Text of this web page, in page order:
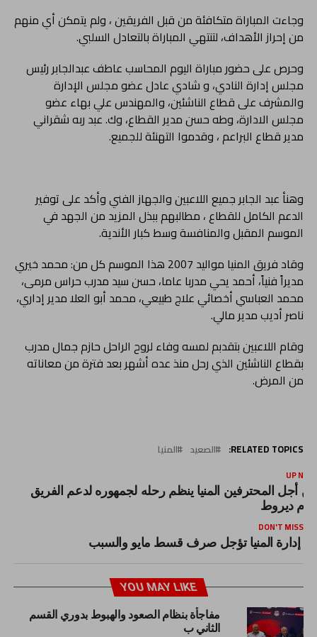
وجاءت المباراة متكافئة من قبل الفريقين ، ولم يتمكن أي منهم
من إحراز الأهداف، لتنتهي المباراة بالتعادل السلبي.
وحرص على حضور مباراة اليوم المحاسب عاطف عبدالجابر رئيس
مجلس إدارة النادي، و شادي عادل عضو مجلس الإدارة
والمشرف على قطاع الناشئين، والمهندس علي بهاء عضو
مجلس الادارة، وطه حسن مدير القطاع، وك. عبد ربه شقراني
مدير قطاع البراعم ، وقدموا التهنئة للجميع.
وهنأ عبد الجابر جميع اللاعبين والجهاز الفني وأكد على توفير
الدعم الكامل للقطاع ، مطالبهم ببذل المزيد من الجهد في
الموسم المقبل والمنافسة وسط كبار الأندية.
وقاد فريق المنيا مواليد 2007 هذا الموسم كل من: محمد خيري
مديراً فنياً، أحمد يحي مدربا عاما، حسن سيد مدرب حراس مرمى،
محمد العباسي أخصائي علاج طبيعي، محمد أبو العلا مدير إداري،
ناصر أديب مدير مالي.
وقام اللاعبين بتقدبم لمسه وفاء لروح الراحل حازم جمال مدرب
بقطاع الناشئين الذي رحل منذ عده أشهر بعد فترة من معاناته
من المرض.
RELATED TOPICS: الصعيد المنيا
UP
أجل المحترفين المنيا ينظم رحله لجمهوره لدعم الفريق
ديروط
DON'T MISS
إدارة المنيا تؤجل صرف قسط مايو والسبب
YOU MAY LIKE
مفاجأة بنظام الصعود والهبوط بدوري القسم
الثاني ب